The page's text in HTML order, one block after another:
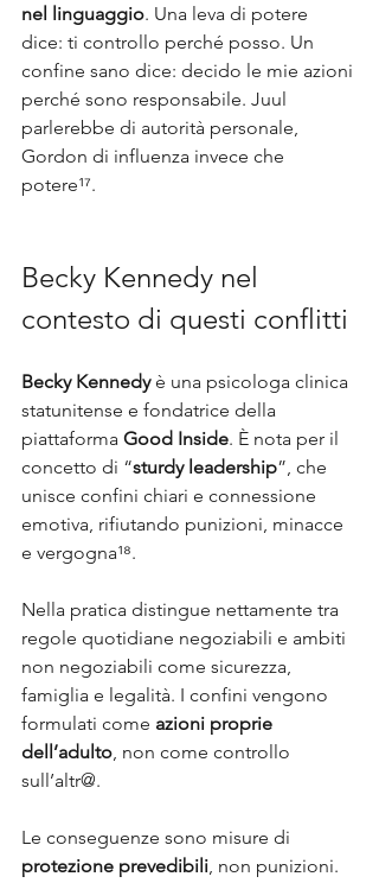
nel linguaggio. Una leva di potere
dice: ti controllo perché posso. Un
confine sano dice: decido le mie azioni
perché sono responsabile. Juul
parlerebbe di autorità personale,
Gordon di influenza invece che
potere¹⁷.
Becky Kennedy nel
contesto di questi conflitti
Becky Kennedy è una psicologa clinica
statunitense e fondatrice della
piattaforma Good Inside. È nota per il
concetto di “sturdy leadership”, che
unisce confini chiari e connessione
emotiva, rifiutando punizioni, minacce
e vergogna¹⁸.
Nella pratica distingue nettamente tra
regole quotidiane negoziabili e ambiti
non negoziabili come sicurezza,
famiglia e legalità. I confini vengono
formulati come azioni proprie
dell’adulto , non come controllo
sull’altr@.
Le conseguenze sono misure di
protezione prevedibili , non punizioni.